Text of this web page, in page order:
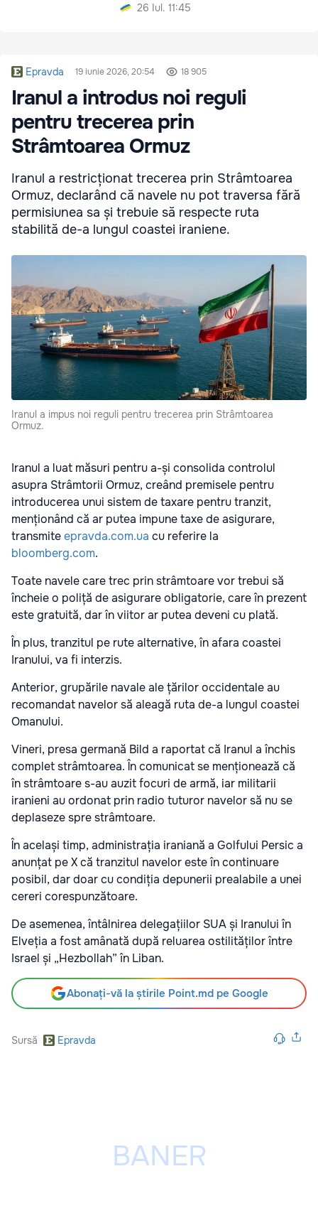
26 Iul. 11:45
Epravda 19 iunie 2026, 20:54 18 905
Iranul a introdus noi reguli
pentru trecerea prin
Strâmtoarea Ormuz
Iranul a restricționat trecerea prin Strâmtoarea
Ormuz, declarând că navele nu pot traversa fără
permisiunea sa și trebuie să respecte ruta
stabilită de-a lungul coastei iraniene.
Iranul a impus noi reguli pentru trecerea prin Strâmtoarea
Ormuz.
Iranul a luat măsuri pentru a-și consolida controlul
asupra Strâmtorii Ormuz, creând premisele pentru
introducerea unui sistem de taxare pentru tranzit,
menționând că ar putea impune taxe de asigurare,
transmiteepravda.com.ua cu referire la
bloomberg.com.
Toate navele care trec prin strâmtoare vor trebui să
încheie o poliță de asigurare obligatorie, care în prezent
este gratuită, dar în viitor ar putea deveni cu plată.
În plus, tranzitul pe rute alternative, în afara coastei
Iranului, va fi interzis.
Anterior, grupările navale ale țărilor occidentale au
recomandat navelor să aleagă ruta de-a lungul coastei
Omanului.
Vineri, presa germană Bild a raportatcă Iranul a închis
complet strâmtoarea. În comunicat se menționează că
în strâmtoare s-au auzit focuri de armă, iar militarii
iranieni au ordonat prin radio tuturor navelor să nu se
deplaseze spre strâmtoare.
În același timp, administrația iraniană a Golfului Persic a
anunțat pe X că tranzitul navelor este în continuare
posibil, dar doar cu condiția depunerii prealabile a unei
cereri corespunzătoare.
De asemenea, întâlnirea delegațiilor SUA și Iranului în
Elveția a fost amânată după reluarea ostilităților între
Israel și „Hezbollah” în Liban.
Abonați-vă la știrile Point.md pe Google
Sursă Epravda